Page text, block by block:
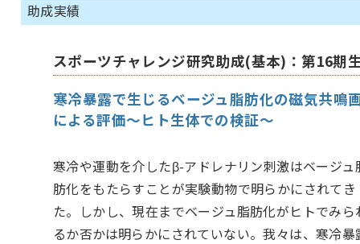
助成実績
スポーツチャレンジ研究助成(基本)：第16期
寒冷暴露で生じるベージュ脂肪化の磁気共鳴
による評価〜ヒト生体での検証〜
寒冷や運動を介したβ-アドレナリン刺激はベージュ
肪化をもたらすことが実験動物で明らかにされてき
た。しかし、現在までベージュ脂肪化がヒトでみら
るか否かは明らかにされていない。我々は、寒冷暴